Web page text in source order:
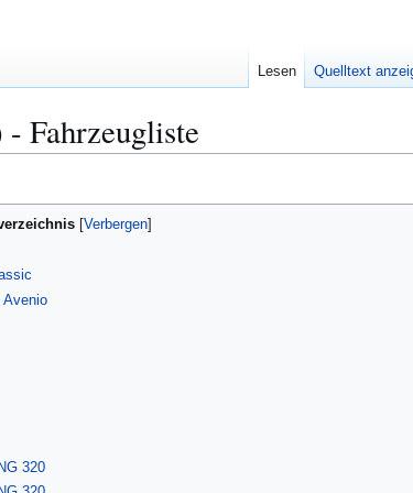
Fahrzeugliste
Avenio
320
Lesen Quelltext